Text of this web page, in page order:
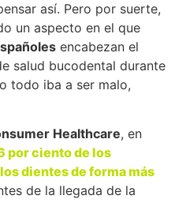
así. Pero por suerte,
un aspecto en el que
encabezan el
salud bucodental durante
todo iba a ser malo,
Healthcare, en
por ciento de los
dientes de forma más
de la llegada de la